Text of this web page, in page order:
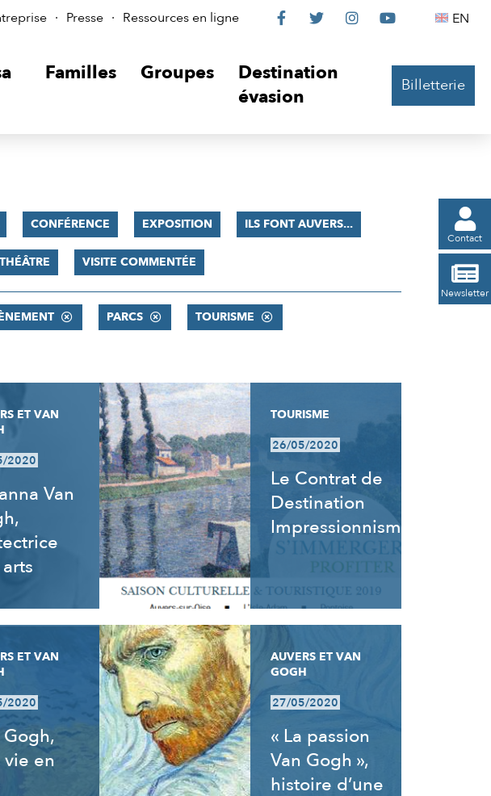
Presse Ressources en ligne
Le
sur

Le

Le

Le
 EN
Familles Groupes
Destination
évasion
Billetterie

Contact

Newsletter
CONFÉRENCE EXPOSITION ILS FONT AUVERS...
THÉÂTRE VISITE COMMENTÉE
PARCS TOURISME
ET VAN
2020
Van
TOURISME
26/05/2020
Le Contrat de
Destination
Impressionnisme
ET VAN
2020
Gogh,
vie en
AUVERS ET VAN
GOGH
27/05/2020
« La passion
Van Gogh »,
histoire d’une